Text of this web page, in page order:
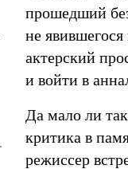
прошедший
не
актерский
и войти в
Да мало ли
критика в
режиссер